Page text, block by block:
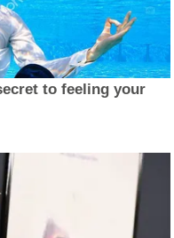
to feeling your